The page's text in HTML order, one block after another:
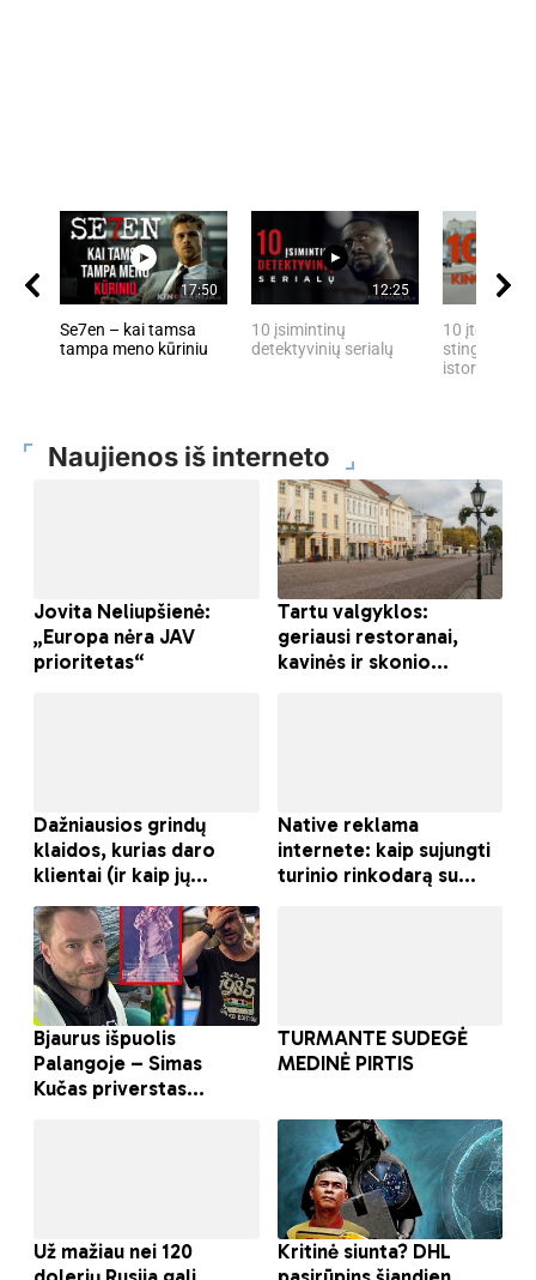
17:50
Se7en – kai tamsa
tampa meno kūriniu
12:25
10 įsimintinų
detektyvinių serialų
10 įtemptų,
stingdančių
istorijų
Naujienos iš interneto